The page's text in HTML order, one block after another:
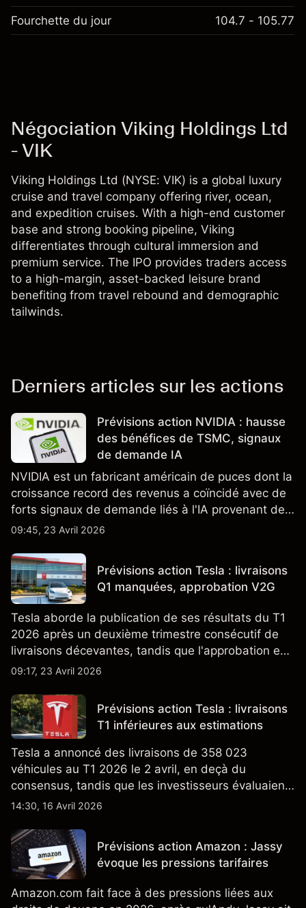
Fourchette du jour 104.7 - 105.77
Négociation Viking Holdings Ltd
- VIK
Viking Holdings Ltd (NYSE: VIK) is a global luxury
cruise and travel company offering river, ocean,
and expedition cruises. With a high-end customer
base and strong booking pipeline, Viking
differentiates through cultural immersion and
premium service. The IPO provides traders access
to a high-margin, asset-backed leisure brand
benefiting from travel rebound and demographic
tailwinds.
Derniers articles sur les actions
Prévisions action NVIDIA : hausse
des bénéfices de TSMC, signaux
de demande IA
NVIDIA est un fabricant américain de puces dont la
croissance record des revenus a coïncidé avec de
forts signaux de demande liés à l'IA provenant de
partenaires clés de la chaîne d'approvisionnement,
passées ne préjugent pas des résultats futurs.
09:45, 23 Avril 2026
Prévisions action Tesla : livraisons
Q1 manquées, approbation V2G
Tesla aborde la publication de ses résultats du T1
2026 après un deuxième trimestre consécutif de
livraisons décevantes, tandis que l'approbation en
Californie d'un programme V2G pour le Cybertruck
énergétique.
09:17, 23 Avril 2026
Prévisions action Tesla : livraisons
T1 inférieures aux estimations
Tesla a annoncé des livraisons de 358 023
véhicules au T1 2026 le 2 avril, en deçà du
consensus, tandis que les investisseurs évaluaient
également la croissance des stocks et les projets
nouveau SUV. Découvrez les objectifs de cours
TSLA d'analystes tiers.
14:30, 16 Avril 2026
Prévisions action Amazon : Jassy
évoque les pressions tarifaires
Amazon.com fait face à des pressions liées aux